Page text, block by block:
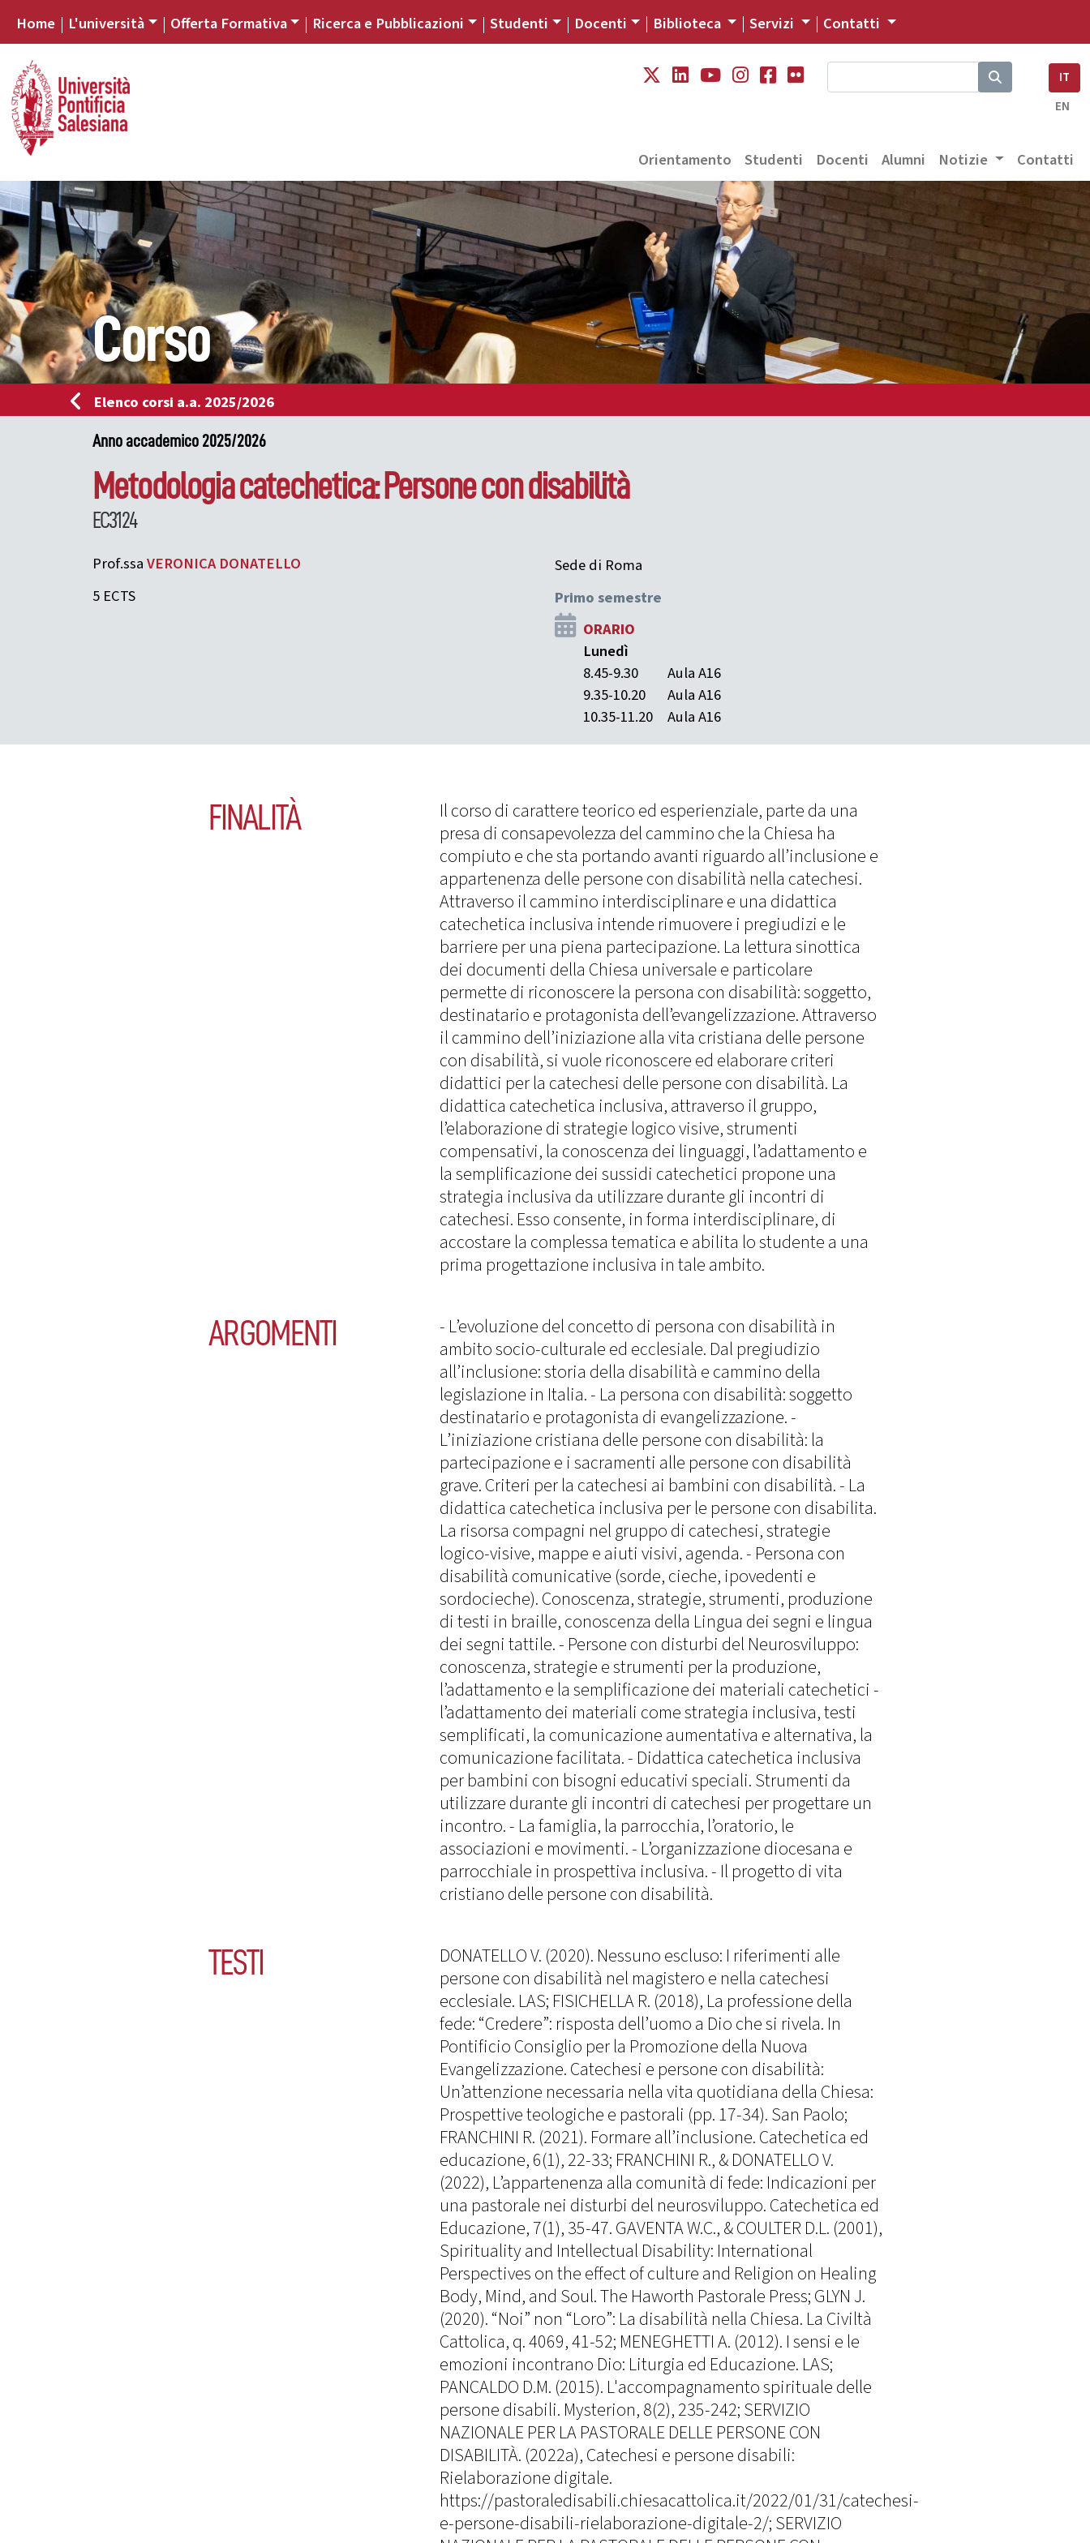
Home L'università Offerta Formativa Ricerca e Pubblicazioni Studenti Docenti Biblioteca Servizi Contatti
IT
EN
Orientamento Studenti Docenti Alumni Notizie Contatti
Corso
Elenco corsi a.a. 2025/2026
Anno accademico 2025/2026
Metodologia catechetica: Persone con disabilità
EC3124
Prof.ssaVERONICA DONATELLO
5 ECTS
Sede di Roma
Primo semestre
ORARIO
Lunedì
8.45-9.30
Aula A16
9.35-10.20
Aula A16
10.35-11.20
Aula A16
FINALITÀ
Il corso di carattere teorico ed esperienziale, parte da una
presa di consapevolezza del cammino che la Chiesa ha
compiuto e che sta portando avanti riguardo all’inclusione e
appartenenza delle persone con disabilità nella catechesi.
Attraverso il cammino interdisciplinare e una didattica
catechetica inclusiva intende rimuovere i pregiudizi e le
barriere per una piena partecipazione. La lettura sinottica
dei documenti della Chiesa universale e particolare
permette di riconoscere la persona con disabilità: soggetto,
destinatario e protagonista dell’evangelizzazione. Attraverso
il cammino dell’iniziazione alla vita cristiana delle persone
con disabilità, si vuole riconoscere ed elaborare criteri
didattici per la catechesi delle persone con disabilità. La
didattica catechetica inclusiva, attraverso il gruppo,
l’elaborazione di strategie logico visive, strumenti
compensativi, la conoscenza dei linguaggi, l’adattamento e
la semplificazione dei sussidi catechetici propone una
strategia inclusiva da utilizzare durante gli incontri di
catechesi. Esso consente, in forma interdisciplinare, di
accostare la complessa tematica e abilita lo studente a una
prima progettazione inclusiva in tale ambito.
ARGOMENTI
- L’evoluzione del concetto di persona con disabilità in
ambito socio-culturale ed ecclesiale. Dal pregiudizio
all’inclusione: storia della disabilità e cammino della
legislazione in Italia. - La persona con disabilità: soggetto
destinatario e protagonista di evangelizzazione. -
L’iniziazione cristiana delle persone con disabilità: la
partecipazione e i sacramenti alle persone con disabilità
grave. Criteri per la catechesi ai bambini con disabilità. - La
didattica catechetica inclusiva per le persone con disabilita.
La risorsa compagni nel gruppo di catechesi, strategie
logico-visive, mappe e aiuti visivi, agenda. - Persona con
disabilità comunicative (sorde, cieche, ipovedenti e
sordocieche). Conoscenza, strategie, strumenti, produzione
di testi in braille, conoscenza della Lingua dei segni e lingua
dei segni tattile. - Persone con disturbi del Neurosviluppo:
conoscenza, strategie e strumenti per la produzione,
l’adattamento e la semplificazione dei materiali catechetici -
l’adattamento dei materiali come strategia inclusiva, testi
semplificati, la comunicazione aumentativa e alternativa, la
comunicazione facilitata. - Didattica catechetica inclusiva
per bambini con bisogni educativi speciali. Strumenti da
utilizzare durante gli incontri di catechesi per progettare un
incontro. - La famiglia, la parrocchia, l’oratorio, le
associazioni e movimenti. - L’organizzazione diocesana e
parrocchiale in prospettiva inclusiva. - Il progetto di vita
cristiano delle persone con disabilità.
TESTI
DONATELLO V. (2020). Nessuno escluso: I riferimenti alle
persone con disabilità nel magistero e nella catechesi
ecclesiale. LAS; FISICHELLA R. (2018), La professione della
fede: “Credere”: risposta dell’uomo a Dio che si rivela. In
Pontificio Consiglio per la Promozione della Nuova
Evangelizzazione. Catechesi e persone con disabilità:
Un’attenzione necessaria nella vita quotidiana della Chiesa:
Prospettive teologiche e pastorali (pp. 17-34). San Paolo;
FRANCHINI R. (2021). Formare all’inclusione. Catechetica ed
educazione, 6(1), 22-33; FRANCHINI R., & DONATELLO V.
(2022), L’appartenenza alla comunità di fede: Indicazioni per
una pastorale nei disturbi del neurosviluppo. Catechetica ed
Educazione, 7(1), 35-47. GAVENTA W.C., & COULTER D.L. (2001),
Spirituality and Intellectual Disability: International
Perspectives on the effect of culture and Religion on Healing
Body, Mind, and Soul. The Haworth Pastorale Press; GLYN J.
(2020). “Noi” non “Loro”: La disabilità nella Chiesa. La Civiltà
Cattolica, q. 4069, 41-52; MENEGHETTI A. (2012). I sensi e le
emozioni incontrano Dio: Liturgia ed Educazione. LAS;
PANCALDO D.M. (2015). L'accompagnamento spirituale delle
persone disabili. Mysterion, 8(2), 235-242; SERVIZIO
NAZIONALE PER LA PASTORALE DELLE PERSONE CON
DISABILITÀ. (2022a), Catechesi e persone disabili:
Rielaborazione digitale.
https://pastoraledisabili.chiesacattolica.it/2022/01/31/catechesi-
e-persone-disabili-rielaborazione-digitale-2/; SERVIZIO